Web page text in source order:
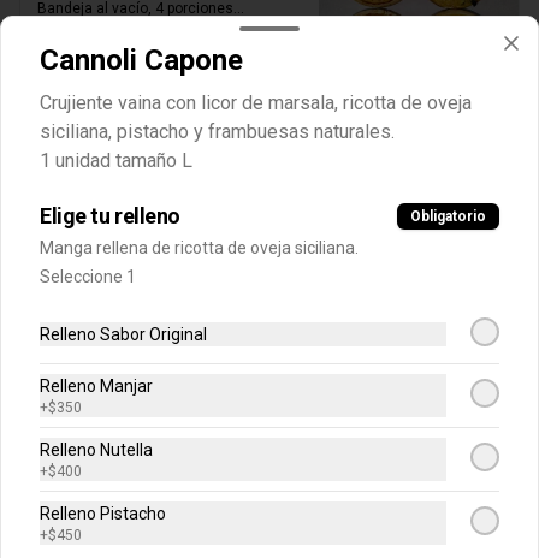
Bandeja al vacío, 4 porciones
$24.990
Pollo Pepe
trozos de pollo salteados, pimientos
pelados cortados en julianas y
salteados con aceite de oliva y clásico
Bandeja al vacío, 4-6 porc.
Salmone Spinaci
Tarta de masa quebrada, rellena de
ajo y vino blanco, ricotta, espinaca
salteada y clásico batido royal.
Bandeja al vacío, 4-6 porc.
$24.990
Cannoli Capone
Crujiente vaina con licor de marsala, ricotta de oveja
siciliana, pistacho y frambuesas naturales.
1 unidad tamaño L
Elige tu relleno Obligatorio
Manga rellena de ricotta de oveja siciliana.
Seleccione 1
Relleno Sabor Original
Relleno Manjar
+$350
Relleno Nutella
+$400
Relleno Pistacho
+$450